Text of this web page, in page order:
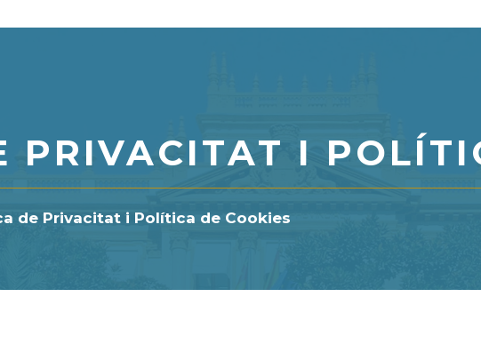
PRIVACITAT I
de Privacitat i Política de Cookies